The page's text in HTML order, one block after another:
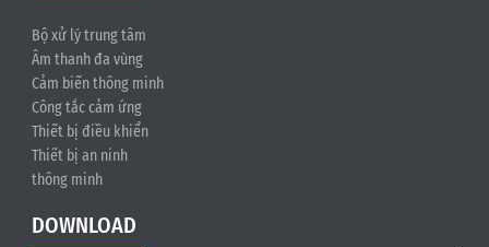
Bộ xử lý trung tâm
Âm thanh đa vùng
Cảm biến thông minh
Công tắc cảm ứng
Thiết bị điều khiển
Thiết bị an ninh
thông minh
DOWNLOAD